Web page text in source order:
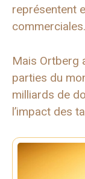
représentent
commerciales.
Mais Ortberg
parties du
milliards de
l’impact des